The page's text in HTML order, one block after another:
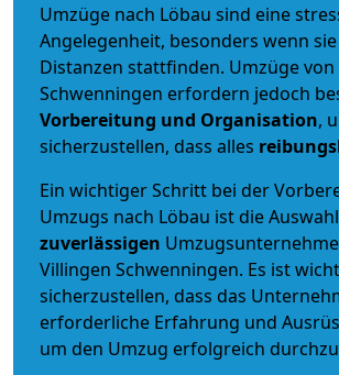
Umzüge nach Löbau sind eine
Angelegenheit, besonders wenn
Distanzen stattfinden. Umzüge von
Schwenningen erfordern jedoch
Vorbereitung und Organisation,
sicherzustellen, dass alles
Ein wichtiger Schritt bei der
Umzugs nach Löbau ist die
zuverlässigen
Villingen Schwenningen. Es ist
sicherzustellen, dass das
erforderliche Erfahrung und
um den Umzug erfolgreich